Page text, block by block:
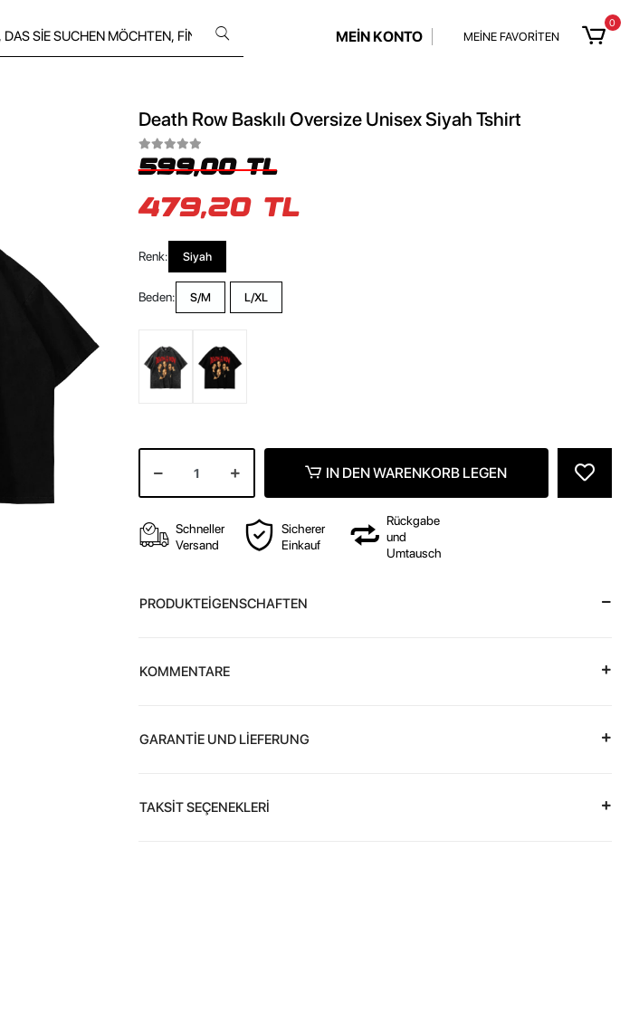
MEİN KONTO MEİNE FAVORİTEN
0
Death Row Baskılı Oversize Unisex Siyah Tshirt
599,00 TL
479,20 TL
Renk: Siyah
Beden: S/M L/XL
IN DEN WARENKORB LEGEN
Schneller
Versand
Sicherer
Einkauf
Rückgabe
und
Umtausch
PRODUKTEİGENSCHAFTEN
KOMMENTARE
GARANTİE UND LİEFERUNG
TAKSİT SEÇENEKLERİ